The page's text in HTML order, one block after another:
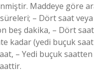
Maddeye göre
– Dört saat veya
beş dakika, – Dört
kadar (yedi buçuk
– Yedi buçuk